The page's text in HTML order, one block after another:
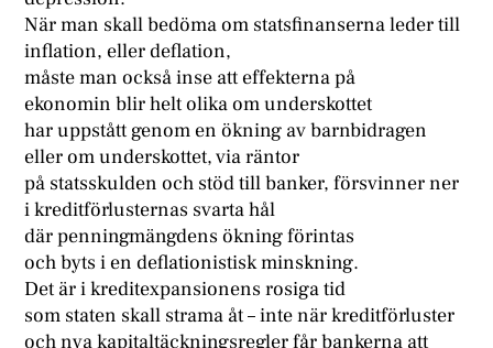
När man skall bedöma om statsfinanserna leder till
inflation, eller deflation,
måste man också inse att effekterna på
ekonomin blir helt olika om underskottet
har uppstått genom en ökning av barnbidragen
eller om underskottet, via räntor
på statsskulden och stöd till banker, försvinner ner
i kreditförlusternas svarta hål
där penningmängdens ökning förintas
och byts i en deflationistisk minskning.
Det är i kreditexpansionens rosiga tid
som staten skall strama åt – inte när kreditförluster
och nya kapitaltäckningsregler får bankerna att